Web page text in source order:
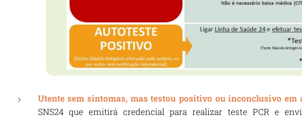
Utente sem sintomas, mas testou positivo ou inconclusivo em
SNS24 que emitirá credencial para realizar teste PCR e